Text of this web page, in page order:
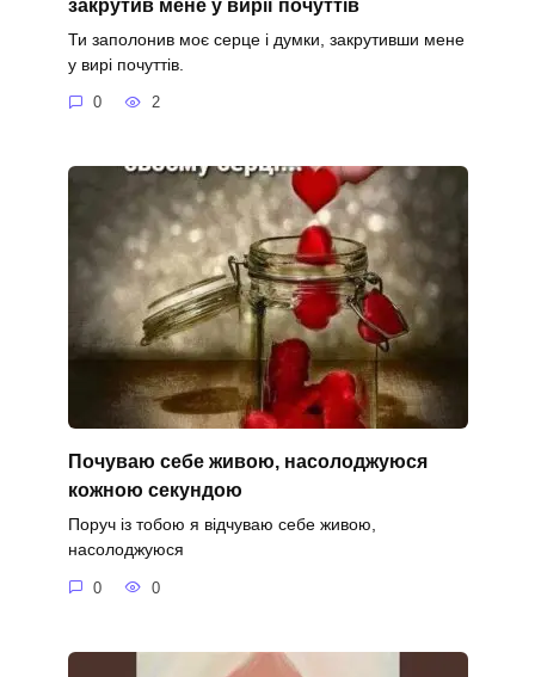
закрутив мене у вирії почуттів
Ти заполонив моє серце і думки, закрутивши мене
у вирі почуттів.
0 2
Почуваю себе живою, насолоджуюся
кожною секундою
Поруч із тобою я відчуваю себе живою,
насолоджуюся
0 0